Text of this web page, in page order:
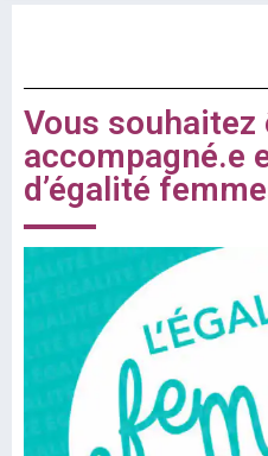
Vous souhaitez
accompagné.e
d’égalité